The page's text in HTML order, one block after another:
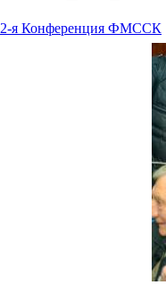
2-я Конференция ФМССК